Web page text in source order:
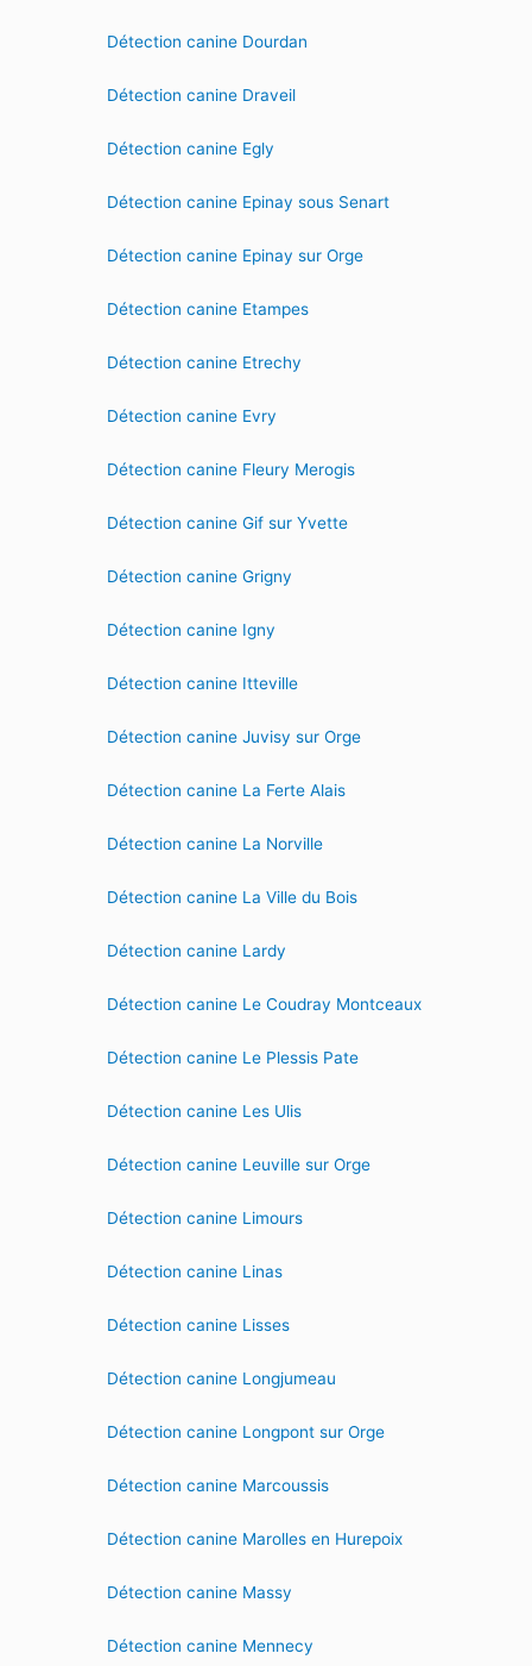
Détection canine Dourdan
Détection canine Draveil
Détection canine Egly
Détection canine Epinay sous Senart
Détection canine Epinay sur Orge
Détection canine Etampes
Détection canine Etrechy
Détection canine Evry
Détection canine Fleury Merogis
Détection canine Gif sur Yvette
Détection canine Grigny
Détection canine Igny
Détection canine Itteville
Détection canine Juvisy sur Orge
Détection canine La Ferte Alais
Détection canine La Norville
Détection canine La Ville du Bois
Détection canine Lardy
Détection canine Le Coudray Montceaux
Détection canine Le Plessis Pate
Détection canine Les Ulis
Détection canine Leuville sur Orge
Détection canine Limours
Détection canine Linas
Détection canine Lisses
Détection canine Longjumeau
Détection canine Longpont sur Orge
Détection canine Marcoussis
Détection canine Marolles en Hurepoix
Détection canine Massy
Détection canine Mennecy